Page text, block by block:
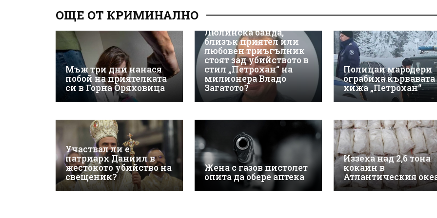
ОЩЕ ОТ КРИМИНАЛНО
Мъж три дни нанася
побой на приятелката
си в Горна Оряховица
Люлинска банда,
близък приятел или
любовен триъгълник
стоят зад убийството в
стил „Петрохан“ на
милионера Владо
Загатото?
Полицаи мародери
ограбиха кървавата
хижа „Петрохан“
Участвал ли е
патриарх Даниил в
жестокото убийство на
свещеник?
Жена с газов пистолет
опита да обере аптека
Иззеха над 2,6 тона
кокаин в
Атлантическия